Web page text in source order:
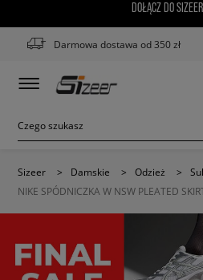
DOŁĄCZ DO
Darmowa dostawa od 350 zł
Sizeer > Damskie > Odzież >
NIKE SPÓDNICZKA W NSW PLEATED